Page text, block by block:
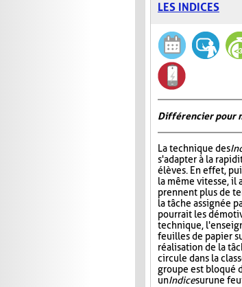
LES INDICES
Différencier pour
La technique des
s'adapter à la
élèves. En effet,
la même vitesse, il
prennent plus de
la tâche assignée
pourrait les
technique,
feuilles de papier
réalisation de la
circule dans la
groupe est bloqué
unIndicesurune